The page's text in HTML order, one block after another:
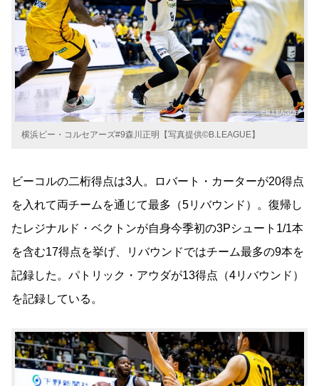
横浜ビー・コルセアーズ#9森川正明【写真提供©B.LEAGUE】
ビーコルの二桁得点は3人。ロバート・カーターが20得点
を入れて両チームを通じて最多（5リバウンド）。復帰し
たレジナルド・ベクトンが自身今季初の3Pシュート1/1本
を含む17得点を挙げ、リバウンドではチーム最多の9本を
記録した。パトリック・アウダが13得点（4リバウンド）
を記録している。